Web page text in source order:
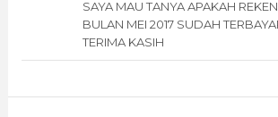
SAYA MAU TANYA APAKAH
BULAN MEI 2017 SUDAH
TERIMA KASIH